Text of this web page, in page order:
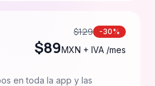
$129 -30%
$89MXN + IVA /mes
en toda la app y las